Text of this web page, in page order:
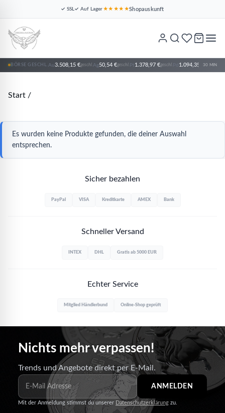
✓ SSL✓ Auf Lager ★★★★★Shopauskunft
BÖRSE GESCHL. Au3.508,15 €geschl. Ag50,54 €geschl. Pt 1.378,97 €geschl. 1.094,35 €geschl.
30 MIN
Start /
Es wurden keine Produkte gefunden, die deiner Auswahl
entsprechen.
Sicher bezahlen
PayPal VISA Kreditkarte AMEX Bank
Schneller Versand
INTEX DHL Gratis ab 5000 EUR
Echter Service
Mitglied Händlerbund Online-Shop geprüft
Nichts mehr verpassen!
Trends und Angebote direkt per E-Mail.
ANMELDEN
Mit der Anmeldung stimmst du unserer Datenschutzerklärung zu.